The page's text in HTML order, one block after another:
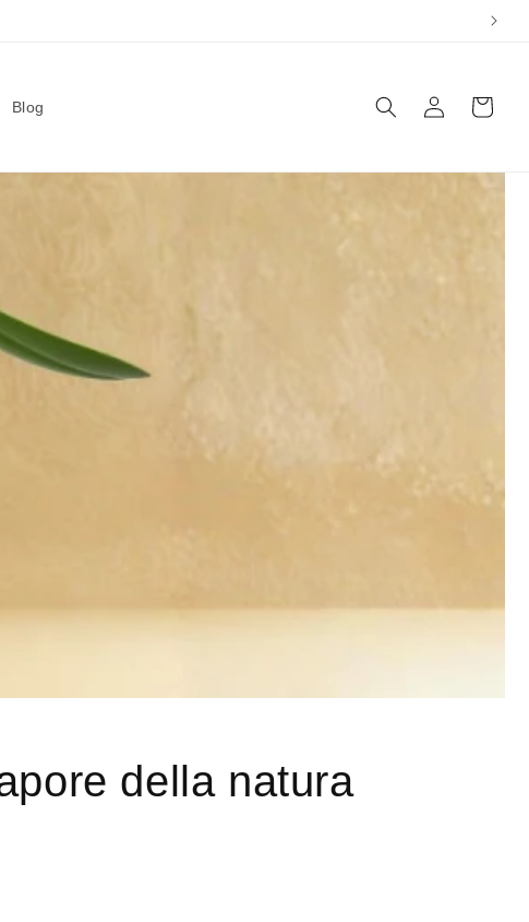
Blog Accedi Carrello
della natura